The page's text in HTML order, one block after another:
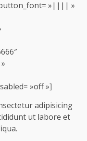
»|||| »
»off »]
adipisicing
ut labore et